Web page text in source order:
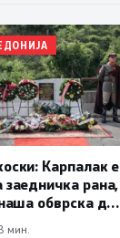
Карпалак е
рана,
обврска да
мин.